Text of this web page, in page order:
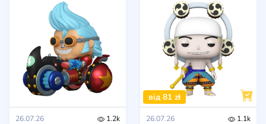
26.07.26
1.2k
від 81 zł
26.07.26
1.1k